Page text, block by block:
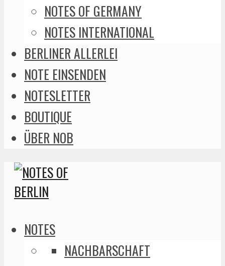
NOTES OF GERMANY
NOTES INTERNATIONAL
BERLINER ALLERLEI
NOTE EINSENDEN
NOTESLETTER
BOUTIQUE
ÜBER NOB
NOTES
NACHBARSCHAFT